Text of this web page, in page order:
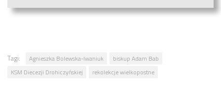
Tagi: Agnieszka Bolewska-Iwaniuk
biskup Adam Bab
KSM Diecezji Drohiczyńskiej
rekolekcje wielkopostne